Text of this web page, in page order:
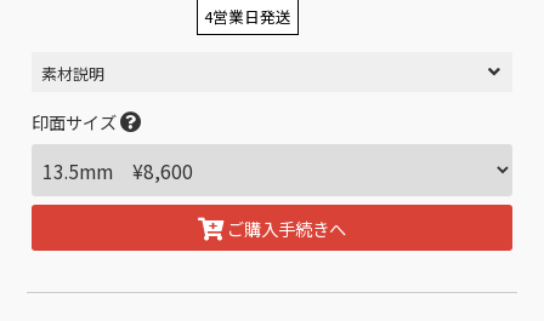
4営業日発送
素材説明
印面サイズ
ご購入手続きへ